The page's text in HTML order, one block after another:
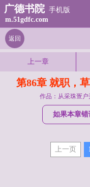
广德书院 手机版
m.51gdfc.com
返回
上一章
第86章 就职，
作品：从采珠疍
如果本章
上一页